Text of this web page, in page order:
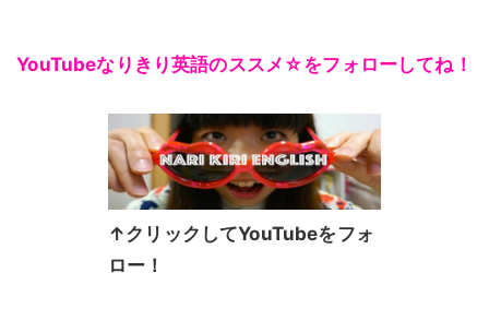
YouTubeなりきり英語のススメ☆をフォローしてね！
↑クリックしてYouTubeをフォ
ロー！